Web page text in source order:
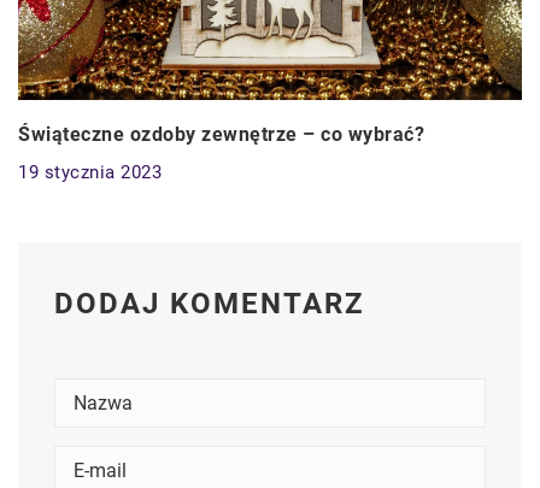
Świąteczne ozdoby zewnętrze – co wybrać?
19 stycznia 2023
DODAJ KOMENTARZ